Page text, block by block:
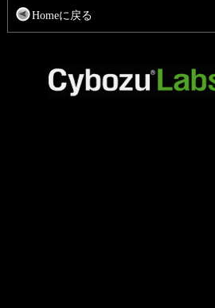
Homeに戻る